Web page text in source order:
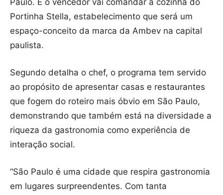
Paulo. E o vencedor vai comandar a cozinha do
Portinha Stella, estabelecimento que será um
espaço-conceito da marca da Ambev na capital
paulista.
Segundo detalha o chef, o programa tem servido
ao propósito de apresentar casas e restaurantes
que fogem do roteiro mais óbvio em São Paulo,
demonstrando que também está na diversidade a
riqueza da gastronomia como experiência de
interação social.
“São Paulo é uma cidade que respira gastronomia
em lugares surpreendentes. Com tanta